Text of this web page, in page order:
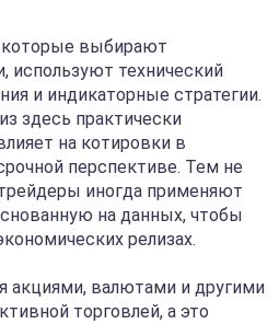
выбирают
используют технический
и индикаторные стратегии.
здесь практически
на котировки в
перспективе. Тем не
иногда применяют
на данных, чтобы
релизах.
акциями, валютами и другими
торговлей, а это